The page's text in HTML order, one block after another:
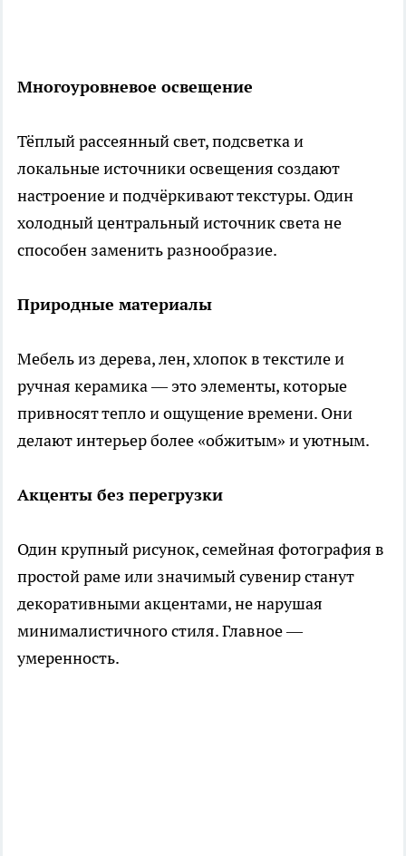
Многоуровневое освещение
Тёплый рассеянный свет, подсветка и
локальные источники освещения создают
настроение и подчёркивают текстуры. Один
холодный центральный источник света не
способен заменить разнообразие.
Природные материалы
Мебель из дерева, лен, хлопок в текстиле и
ручная керамика — это элементы, которые
привносят тепло и ощущение времени. Они
делают интерьер более «обжитым» и уютным.
Акценты без перегрузки
Один крупный рисунок, семейная фотография в
простой раме или значимый сувенир станут
декоративными акцентами, не нарушая
минималистичного стиля. Главное —
умеренность.